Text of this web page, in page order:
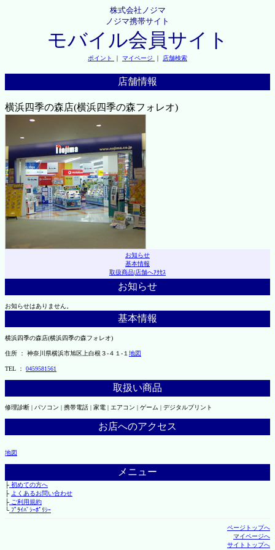
株式会社ノジマ
ノジマ携帯サイト
モバイル会員サイト
ポイント ｜ マイページ ｜ 店舗検索
店舗情報
横浜四季の森店(横浜四季の森フォレオ)
お知らせ
基本情報
取扱商品|店舗へｱｸｾｽ
お知らせ
お知らせはありません。
基本情報
横浜四季の森店(横浜四季の森フォレオ)
住所 ： 神奈川県横浜市旭区上白根３-４１-１ 地図
TEL ： 0459581561
取扱い商品
修理診断 | パソコン | 携帯電話 | 家電 | エアコン | ゲーム | デジタルプリント
お店へのアクセス
地図
メニュー
├初めての方へ
├ よくあるお問い合わせ
├ご利用規約
└ﾌﾟﾗｲﾊﾞｼｰﾎﾟﾘｼｰ
ページトップへ
マイページへ
サイトトップへ